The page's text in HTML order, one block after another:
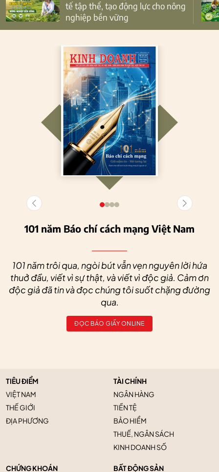
tế tập thể, tạo động lực cho nông
nghiệp bền vững
101 năm Báo chí cách mạng Việt Nam
101 năm trôi qua, ngòi bút vẫn vẹn nguyên lời hứa
thuở đầu, viết vì sự thật, và viết vì độc giả. Cảm ơn
độc giả đã tin và đọc chúng tôi suốt chặng đường
qua.
ĐỌC BÁO GIẤY ONLINE
TIÊU ĐIỂM
VIỆT NAM
THẾ GIỚI
ĐỊA PHƯƠNG
TÀI CHÍNH
NGÂN HÀNG
TIỀN TỆ
BẢO HIỂM
THUẾ, NGÂN SÁCH
KINH DOANH SỐ
CHỨNG KHOÁN
BẤT ĐỘNG SẢN